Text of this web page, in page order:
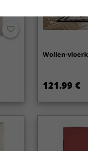
Wollen-
121.99 €